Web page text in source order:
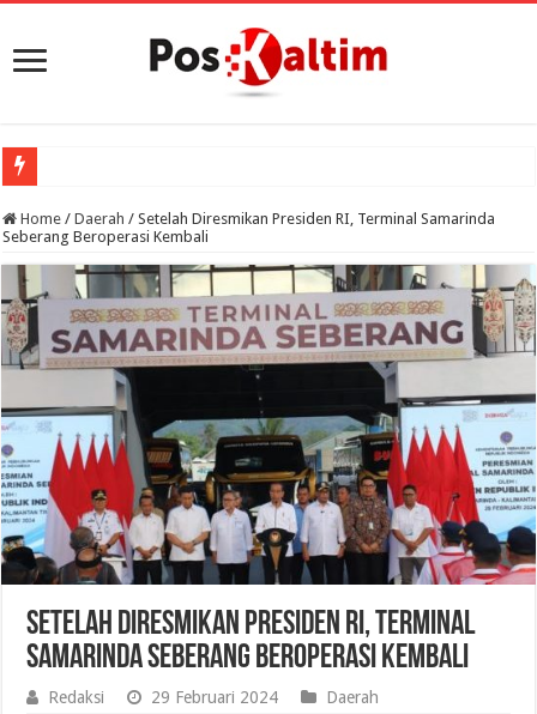
Home / Daerah / Setelah Diresmikan Presiden RI, Terminal Samarinda
Seberang Beroperasi Kembali
Setelah Diresmikan Presiden RI, Terminal
Samarinda Seberang Beroperasi Kembali
Redaksi 29 Februari 2024 Daerah